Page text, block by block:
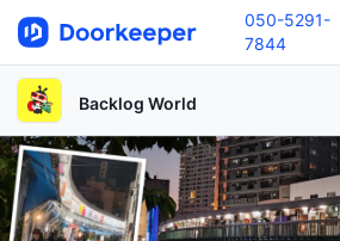
050-5291-
7844
Backlog World